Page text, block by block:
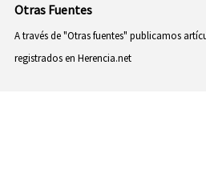
Otras Fuentes
A través de "Otras fuentes" publicamos
registrados en Herencia.net